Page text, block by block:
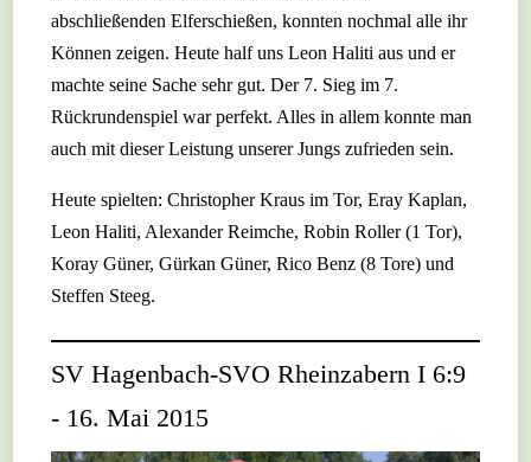
abschließenden Elferschießen, konnten nochmal alle ihr
Können zeigen. Heute half uns Leon Haliti aus und er
machte seine Sache sehr gut. Der 7. Sieg im 7.
Rückrundenspiel war perfekt. Alles in allem konnte man
auch mit dieser Leistung unserer Jungs zufrieden sein.
Heute spielten: Christopher Kraus im Tor, Eray Kaplan,
Leon Haliti, Alexander Reimche, Robin Roller (1 Tor),
Koray Güner, Gürkan Güner, Rico Benz (8 Tore) und
Steffen Steeg.
SV Hagenbach-SVO Rheinzabern I 6:9
- 16. Mai 2015